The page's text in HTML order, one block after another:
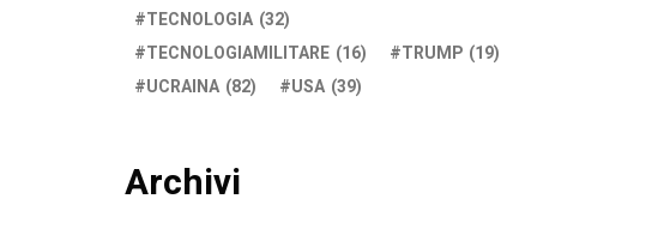
TECNOLOGIA (32)
TECNOLOGIAMILITARE (16) TRUMP (19)
UCRAINA (82) USA (39)
Archivi